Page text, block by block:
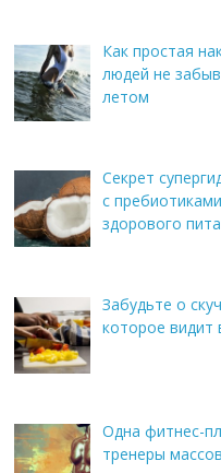
Как простая
людей не
летом
Секрет
с
здорового
Забудьте о
которое видит
Одна фитнес-
тренеры